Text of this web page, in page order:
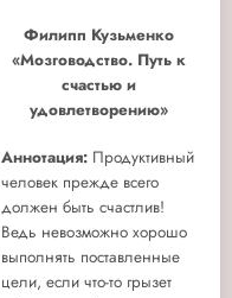
Филипп Кузьменко
«Мозговодство. Путь к
счастью и
удовлетворению»
Аннотация: Продуктивный
человек прежде всего
должен быть счастлив!
Ведь невозможно хорошо
выполнять поставленные
цели, если что-то грызет